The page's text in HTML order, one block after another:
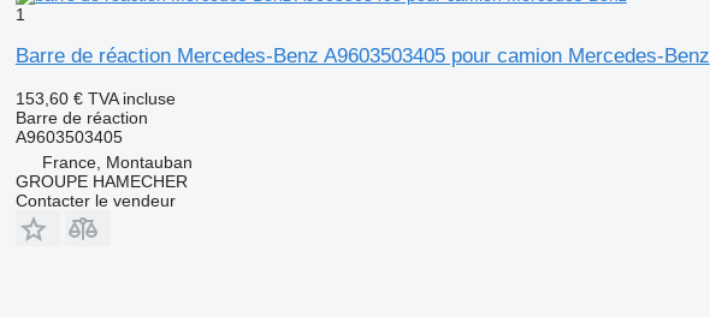
1
Barre de réaction Mercedes-Benz A9603503405 pour camion Mercedes-Benz
153,60 € TVA incluse
Barre de réaction
A9603503405
France, Montauban
GROUPE HAMECHER
Contacter le vendeur